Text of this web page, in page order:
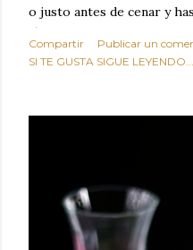
o justo antes de cenar y
típicas patatas de bolsa,
ultraprocesados llenos de
sabroso, con ese toque
satisface. Estas alubias
por completo tu forma de
asociar las alubias
copiosos de invierno. Con
revolucionaria,
humilde como la alubia de
Compartir
Publicar un
SI TE GUSTA SIGUE